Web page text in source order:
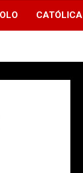
CATÓLICA